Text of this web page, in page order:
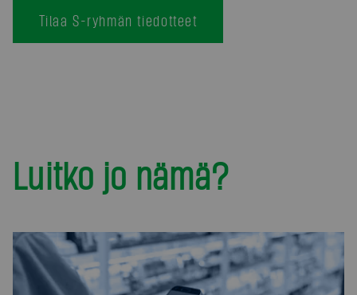
Tilaa S-ryhmän tiedotteet
Luitko jo nämä?